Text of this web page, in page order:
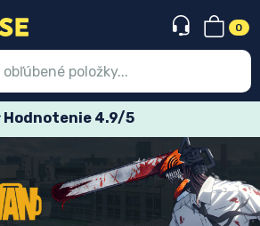
0
Hodnotenie 4.9/5
Registrácia